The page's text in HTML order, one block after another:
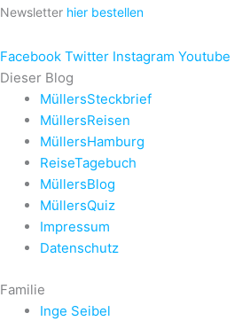
Newsletter hier bestellen
Facebook Twitter Instagram Youtube
Dieser Blog
MüllersSteckbrief
MüllersReisen
MüllersHamburg
ReiseTagebuch
MüllersBlog
MüllersQuiz
Impressum
Datenschutz
Familie
Inge Seibel